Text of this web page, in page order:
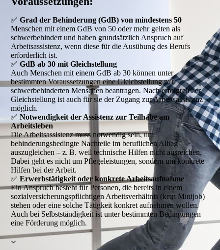
✅Grad der Behinderung (GdB) von mindestens 50
Menschen mit einem GdB von 50 oder mehr gelten als
schwerbehindert und haben grundsätzlich Anspruch auf
Arbeitsassistenz, wenn diese für die Ausübung des Berufs
erforderlich ist.
✅GdB ab 30 mit Gleichstellung
Auch Menschen mit einem GdB ab 30 können unter
bestimmten Voraussetzungen eine Gleichstellung mit
schwerbehinderten Menschen beantragen. Nach erfolgreicher
Gleichstellung ist auch für sie der Zugang zur Arbeitsassistenz
möglich.
✅Notwendigkeit der Assistenz zur Teilhabe am
Arbeitsleben
Die Arbeitsassistenz muss notwendig sein, um
behinderungsbedingte Nachteile im beruflichen Alltag
auszugleichen – z. B. weil technische Hilfen nicht ausreichen.
Dabei geht es nicht um Pflegeleistungen, sondern um konkrete
Hilfen bei der Arbeit.
✅Erwerbstätigkeit oder konkrete Arbeitsaufnahme
Ein Anspruch besteht für Personen, die bereits in einem
sozialversicherungspflichtigen Arbeitsverhältnis (kein Minijob)
stehen oder eine solche Tätigkeit konkret aufnehmen wollen.
Auch bei Selbstständigkeit ist unter bestimmten Bedingungen
eine Förderung möglich.